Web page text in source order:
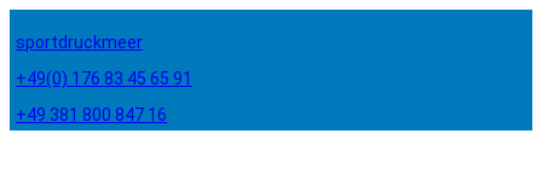
sportdruckmeer
+49(0) 176 83 45 65 91
+49 381 800 847 16